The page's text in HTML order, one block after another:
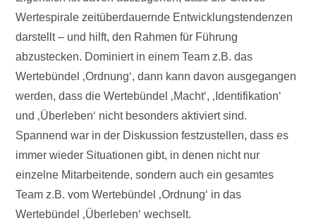
Wertespirale zeitüberdauernde Entwicklungstendenzen
darstellt – und hilft, den Rahmen für Führung
abzustecken. Dominiert in einem Team z.B. das
Wertebündel ‚Ordnung‘, dann kann davon ausgegangen
werden, dass die Wertebündel ‚Macht‘, ‚Identifikation‘
und ‚Überleben‘ nicht besonders aktiviert sind.
Spannend war in der Diskussion festzustellen, dass es
immer wieder Situationen gibt, in denen nicht nur
einzelne Mitarbeitende, sondern auch ein gesamtes
Team z.B. vom Wertebündel ‚Ordnung‘ in das
Wertebündel ‚Überleben‘ wechselt.